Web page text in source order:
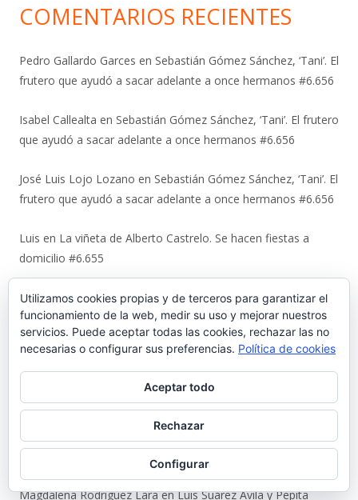
COMENTARIOS RECIENTES
Pedro Gallardo Garces en Sebastián Gómez Sánchez, ‘Tani’. El
frutero que ayudó a sacar adelante a once hermanos #6.656
Isabel Callealta en Sebastián Gómez Sánchez, ‘Tani’. El frutero
que ayudó a sacar adelante a once hermanos #6.656
José Luis Lojo Lozano en Sebastián Gómez Sánchez, ‘Tani’. El
frutero que ayudó a sacar adelante a once hermanos #6.656
Luis en La viñeta de Alberto Castrelo. Se hacen fiestas a
domicilio #6.655
Javier Bello GonzálezenLa viñeta de Alberto Castrelo. Se
hacen fiestas a domicilio #6.655
Fernandoen La viñeta de Alberto Castrelo. Se hacen fiestas a
domicilio #6.655
Nicolas Terry MartinezenLuis Suárez Ávila y Pepita Lena:
una tertulia de 2004 sobre el centro histórico que El Puerto
estaba perdiendo #6.653
Magdalena Rodríguez LaraenLuis Suárez Ávila y Pepita
Utilizamos cookies propias y de terceros para garantizar el
funcionamiento de la web, medir su uso y mejorar nuestros
servicios. Puede aceptar todas las cookies, rechazar las no
necesarias o configurar sus preferencias. Política de cookies
Aceptar todo
Rechazar
Configurar